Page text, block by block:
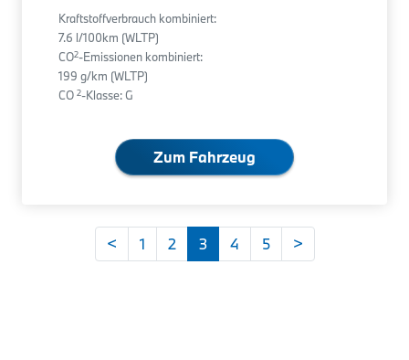
Kraftstoffverbrauch kombiniert:
7.6 l/100km (WLTP)
CO2-Emissionen kombiniert:
199 g/km (WLTP)
CO 2-Klasse: G
Zum Fahrzeug
< 1 2 3 4 5 >